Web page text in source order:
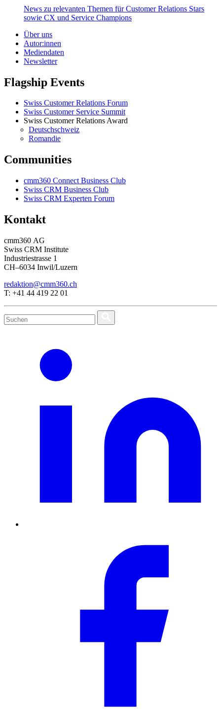
News zu relevanten Themen für Customer Relations Stars
sowie CX und Service Champions
Über uns
Autor:innen
Mediendaten
Newsletter
Flagship Events
Swiss Customer Relations Forum
Swiss Customer Service Summit
Swiss Customer Relations Award
Deutschschweiz
Romandie
Communities
cmm360 Connect Business Club
Swiss CRM Business Club
Swiss CRM Experten Forum
Kontakt
cmm360 AG
Swiss CRM Institute
Industriestrasse 1
CH–6034 Inwil/Luzern
redaktion@cmm360.ch
T: +41 44 419 22 01